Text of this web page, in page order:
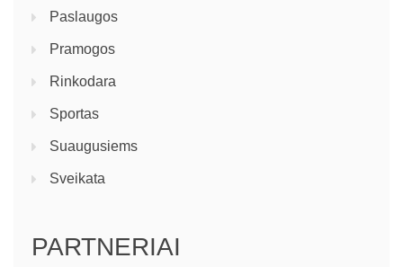
Paslaugos
Pramogos
Rinkodara
Sportas
Suaugusiems
Sveikata
PARTNERIAI